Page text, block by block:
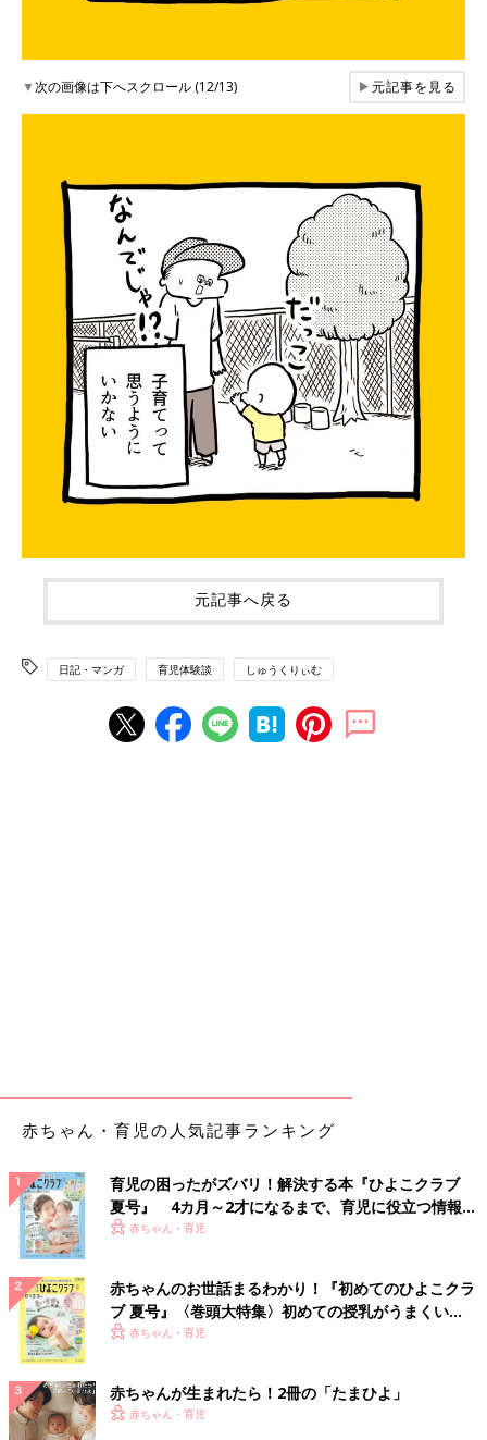
▼次の画像は下へスクロール (12/13) ▶元記事を見る
元記事へ戻る
日記・マンガ 育児体験談 しゅうくりぃむ
赤ちゃん・育児の人気記事ランキング
育児の困ったがズバリ！解決する本『ひよこクラブ
夏号』 4カ月～2才になるまで、育児に役立つ情報が
いっぱい！
赤ちゃん・育児
赤ちゃんのお世話まるわかり！『初めてのひよこクラ
ブ 夏号』〈巻頭大特集〉初めての授乳がうまくい
く！ おっぱい・ミルクの基本と夏のトラブル 解決テ
赤ちゃん・育児
赤ちゃんが生まれたら！2冊の「たまひよ」
赤ちゃん・育児